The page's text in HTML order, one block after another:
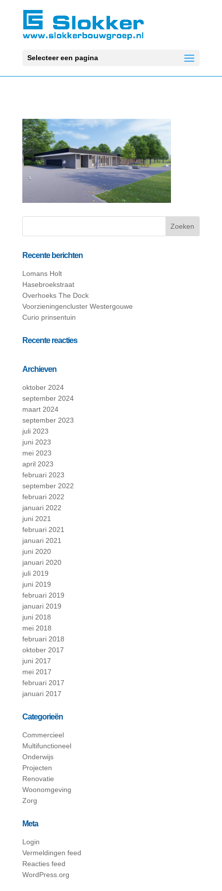
Selecteer een pagina
Recente berichten
Lomans Holt
Hasebroekstraat
Overhoeks The Dock
Voorzieningencluster Westergouwe
Curio prinsentuin
Recente reacties
Archieven
oktober 2024
september 2024
maart 2024
september 2023
juli 2023
juni 2023
mei 2023
april 2023
februari 2023
september 2022
februari 2022
januari 2022
juni 2021
februari 2021
januari 2021
juni 2020
januari 2020
juli 2019
juni 2019
februari 2019
januari 2019
juni 2018
mei 2018
februari 2018
oktober 2017
juni 2017
mei 2017
februari 2017
januari 2017
Categorieën
Commercieel
Multifunctioneel
Onderwijs
Projecten
Renovatie
Woonomgeving
Zorg
Meta
Login
Vermeldingen feed
Reacties feed
WordPress.org